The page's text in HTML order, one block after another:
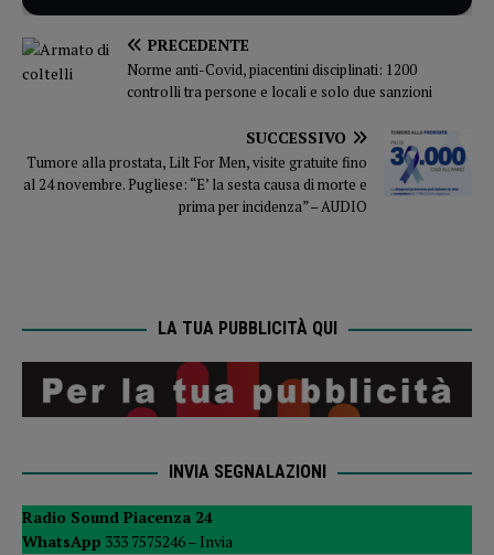
PRECEDENTE
Norme anti-Covid, piacentini disciplinati: 1200
controlli tra persone e locali e solo due sanzioni
SUCCESSIVO
Tumore alla prostata, Lilt For Men, visite gratuite fino
al 24 novembre. Pugliese: “E’ la sesta causa di morte e
prima per incidenza” – AUDIO
LA TUA PUBBLICITÀ QUI
INVIA SEGNALAZIONI
Radio Sound Piacenza 24
WhatsApp 333 7575246 – Invia